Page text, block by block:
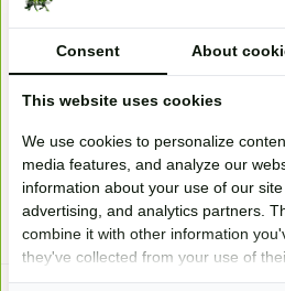
Mit diesem Starterpaket erhält
dein Pferd alle e...
Auf Bestellung erhältlich
* Inkl. MwSt. zzgl.Versandkosten
Mit
*
Consent About
This website uses cookies
We use cookies to personalize
media features, and analyze our
information about your use of our
advertising, and analytics partners.
combine it with other information
they've collected from your use of